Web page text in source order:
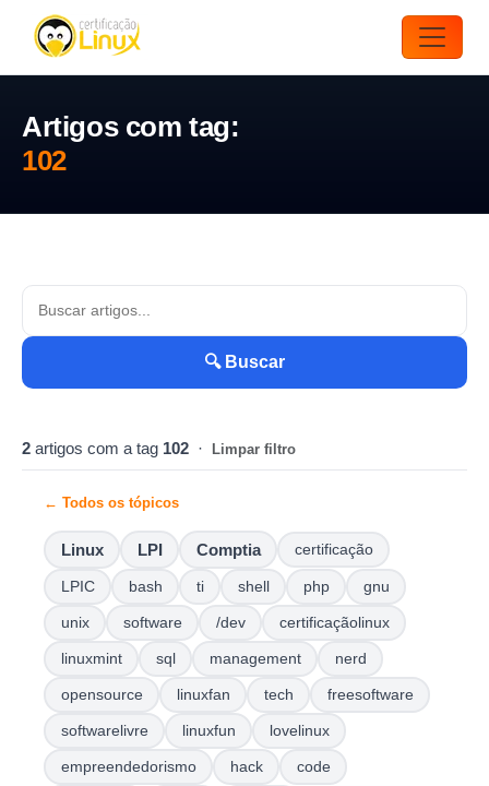
Artigos com tag:
102
🔍 Buscar
2 artigos com a tag 102 · Limpar filtro
← Todos os tópicos
Linux LPI Comptia certificação
LPIC bash ti shell php gnu
unix software /dev certificaçãolinux
linuxmint sql management nerd
opensource linuxfan tech freesoftware
softwarelivre linuxfun lovelinux
empreendedorismo hack code